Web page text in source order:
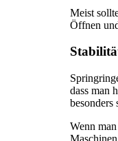
Meist
Öffnen
dass man
besonders
Wenn